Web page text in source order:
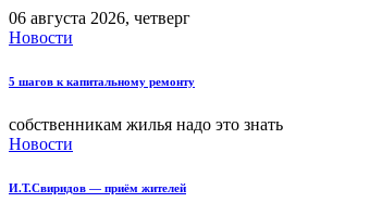
06 августа 2026, четверг
Новости
5 шагов к капитальному ремонту
собственникам жилья надо это знать
Новости
И.Т.Свиридов — приём жителей